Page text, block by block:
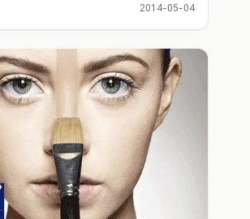
2014-05-04